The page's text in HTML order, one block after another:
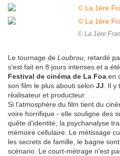
© La 1ère
Le tournage de Loubrou , retardé
s'est fait en 8 jours intenses et a
Festival de cinéma de La Foa en
son film le plus abouti selon JJ . Il
réalisateur et producteur.
Si l'atmosphère du film tient du
voire horrifique - elle souligne des
quête d'identité, la psychanalyse
mémoire cellulaire. Le métissage
les secrets de famille, le bagne
scénario. Le court-métrage n'est